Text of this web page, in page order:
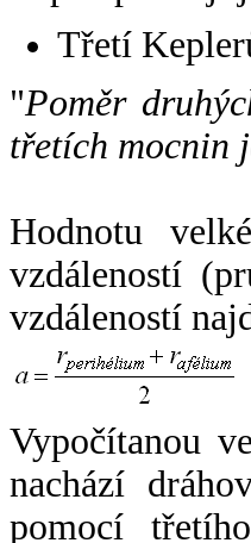
Třetí
"Poměr
třetích mocnin
Hodnotu
vzdáleností
vzdáleností
Vypočítanou
nachází
pomocí